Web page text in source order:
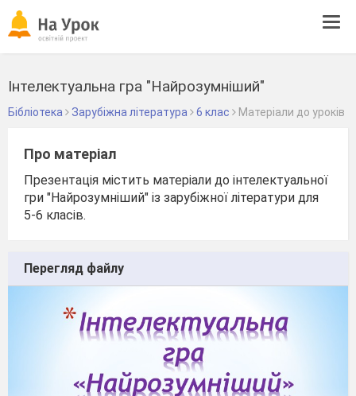
Інтелектуальна гра "Найрозумніший"
Бібліотека Зарубіжна література 6 клас Матеріали до уроків
Про матеріал
Презентація містить матеріали до інтелектуальної
гри "Найрозумніший" із зарубіжної літератури для
5-6 класів.
Перегляд файлу